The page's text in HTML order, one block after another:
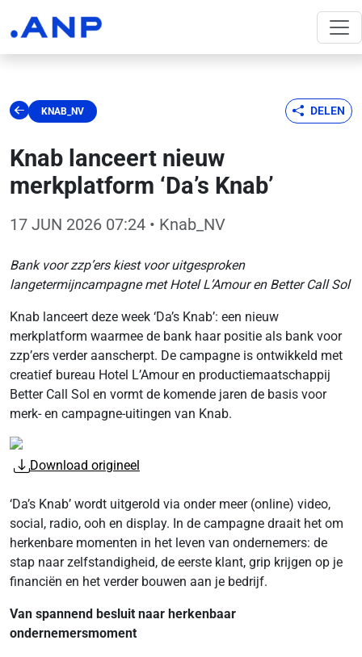
KNAB_NV DELEN
Knab lanceert nieuw
merkplatform ‘Da’s Knab’
17 JUN 2026 07:24 • Knab_NV
Bank voor zzp’ers kiest voor uitgesproken
langetermijncampagne met Hotel L’Amour en Better Call Sol
Knab lanceert deze week ‘Da’s Knab’: een nieuw
merkplatform waarmee de bank haar positie als bank voor
zzp’ers verder aanscherpt. De campagne is ontwikkeld met
creatief bureau Hotel L’Amour en productiemaatschappij
Better Call Sol en vormt de komende jaren de basis voor
merk- en campagne-uitingen van Knab.
Download origineel
‘Da’s Knab’ wordt uitgerold via onder meer (online) video,
social, radio, ooh en display. In de campagne draait het om
herkenbare momenten in het leven van ondernemers: de
stap naar zelfstandigheid, de eerste klant, grip krijgen op je
financiën en het verder bouwen aan je bedrijf.
Van spannend besluit naar herkenbaar
ondernemersmoment